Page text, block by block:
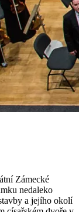
Zámecké
nedaleko
a jejího okolí